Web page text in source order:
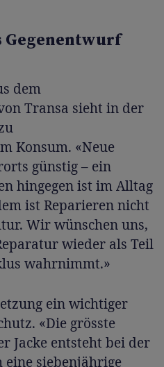
Gegenentwurf
dem
Transa sieht in der
Konsum. «Neue
günstig – ein
hingegen ist im Alltag
ist Reparieren nicht
Wir wünschen uns,
wieder als Teil
wahrnimmt.»
ein wichtiger
«Die grösste
Jacke entsteht bei der
eine siebenjährige